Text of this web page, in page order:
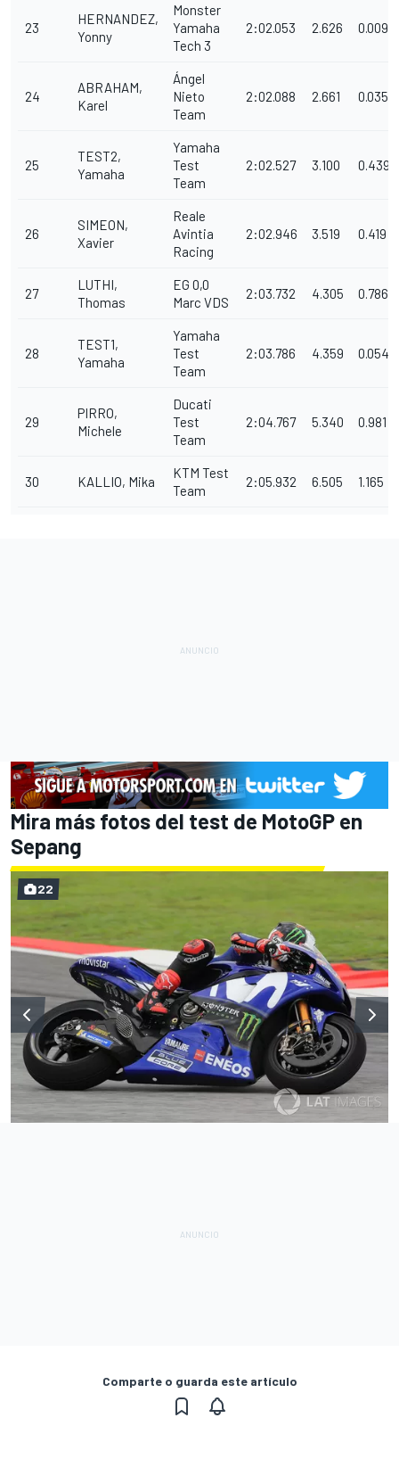
23
HERNANDEZ,
Yonny
Monster
Yamaha
Tech 3
2:02.053 2.626 0.009
24
ABRAHAM,
Karel
Ángel
Nieto
Team
2:02.088 2.661 0.035
25
TEST2,
Yamaha
Yamaha
Test
Team
2:02.527 3.100 0.439
26
SIMEON,
Xavier
Reale
Avintia
Racing
2:02.946 3.519 0.419
27
LUTHI,
Thomas
EG 0,0
Marc VDS
2:03.732 4.305 0.786
28
TEST1,
Yamaha
Yamaha
Test
Team
2:03.786 4.359 0.054
29
PIRRO,
Michele
Ducati
Test
Team
2:04.767 5.340 0.981
30 KALLIO, Mika
KTM Test
Team
2:05.932 6.505 1.165
Mira más fotos del test de MotoGP en
Sepang
22
Comparte o guarda este artículo